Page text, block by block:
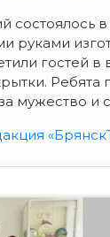
состоялось
руками
гостей
мужество и